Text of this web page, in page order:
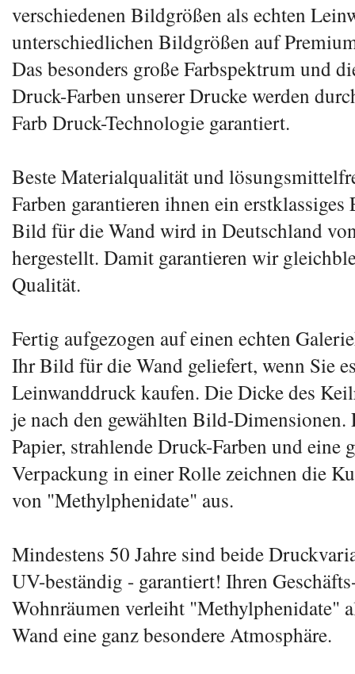
verschiedenen Bildgrößen als echten
unterschiedlichen Bildgrößen auf
Das besonders große Farbspektrum und
Druck-Farben unserer Drucke werden
Farb Druck-Technologie garantiert.
Beste Materialqualität und
Farben garantieren ihnen ein erstklassiges
Bild für die Wand wird in Deutschland
hergestellt. Damit garantieren wir
Qualität.
Fertig aufgezogen auf einen echten
Ihr Bild für die Wand geliefert, wenn Sie
Leinwanddruck kaufen. Die Dicke des
je nach den gewählten Bild-Dimensionen.
Papier, strahlende Druck-Farben und eine
Verpackung in einer Rolle zeichnen die
von "Methylphenidate" aus.
Mindestens 50 Jahre sind beide
UV-beständig - garantiert! Ihren
Wohnräumen verleiht "Methylphenidate"
Wand eine ganz besondere Atmosphäre.